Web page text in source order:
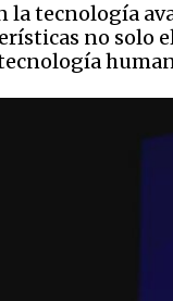
tecnología
no